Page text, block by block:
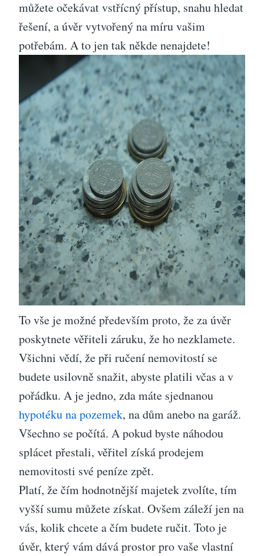
můžete očekávat vstřícný přístup, snahu hledat
řešení, a úvěr vytvořený na míru vašim
potřebám. A to jen tak někde nenajdete!
To vše je možné především proto, že za úvěr
poskytnete věřiteli záruku, že ho nezklamete.
Všichni vědí, že při ručení nemovitostí se
budete usilovně snažit, abyste platili včas a v
pořádku. A je jedno, zda máte sjednanou
hypotéku na pozemek, na dům anebo na garáž.
Všechno se počítá. A pokud byste náhodou
splácet přestali, věřitel získá prodejem
nemovitosti své peníze zpět.
Platí, že čím hodnotnější majetek zvolíte, tím
vyšší sumu můžete získat. Ovšem záleží jen na
vás, kolik chcete a čím budete ručit. Toto je
úvěr, který vám dává prostor pro vaše vlastní